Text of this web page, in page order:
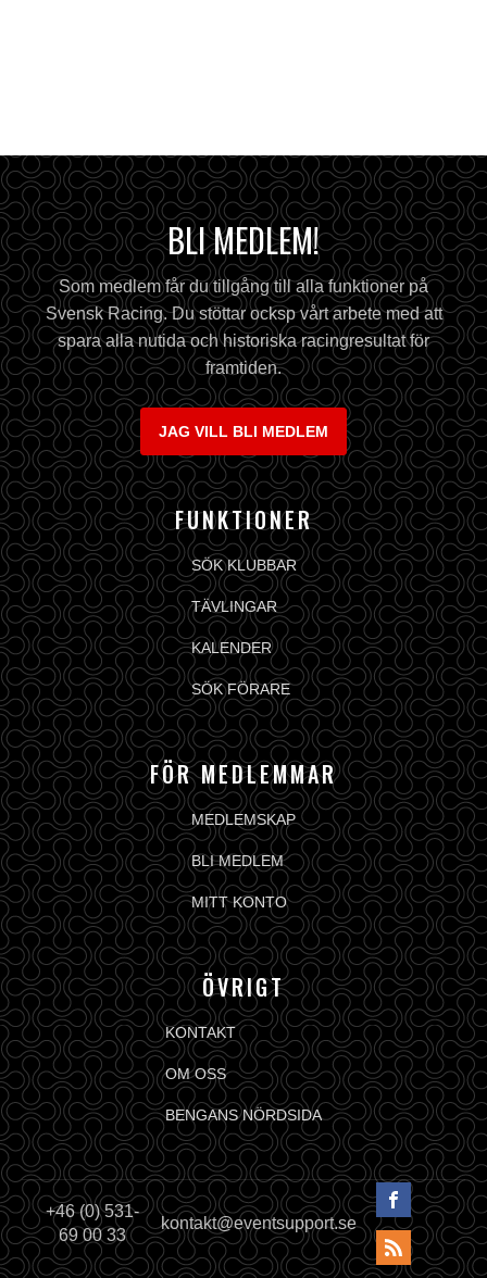
BLI MEDLEM!
Som medlem får du tillgång till alla funktioner på
Svensk Racing. Du stöttar ocksp vårt arbete med att
spara alla nutida och historiska racingresultat för
framtiden.
JAG VILL BLI MEDLEM
FUNKTIONER
SÖK KLUBBAR
TÄVLINGAR
KALENDER
SÖK FÖRARE
FÖR MEDLEMMAR
MEDLEMSKAP
BLI MEDLEM
MITT KONTO
ÖVRIGT
KONTAKT
OM OSS
BENGANS NÖRDSIDA
+46 (0) 531-
69 00 33
kontakt@eventsupport.se